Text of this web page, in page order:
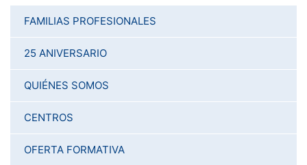
FAMILIAS PROFESIONALES
25 ANIVERSARIO
QUIÉNES SOMOS
CENTROS
OFERTA FORMATIVA